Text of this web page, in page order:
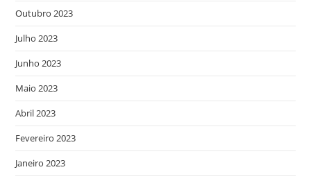
Outubro 2023
Julho 2023
Junho 2023
Maio 2023
Abril 2023
Fevereiro 2023
Janeiro 2023